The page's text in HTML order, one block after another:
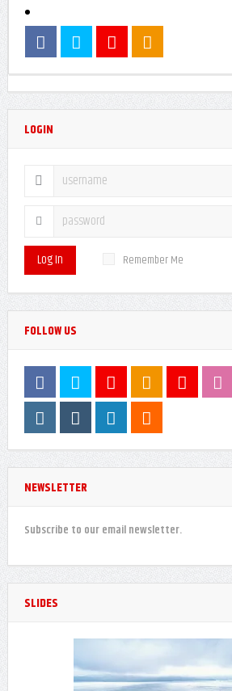
LOGIN
Log In Remember Me
FOLLOW US
NEWSLETTER
Subscribe to our email newsletter.
SLIDES